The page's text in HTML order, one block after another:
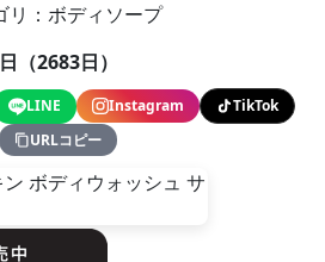
リ：ボディソープ
（2683日）
LINE Instagram
TikTok
URLコピー